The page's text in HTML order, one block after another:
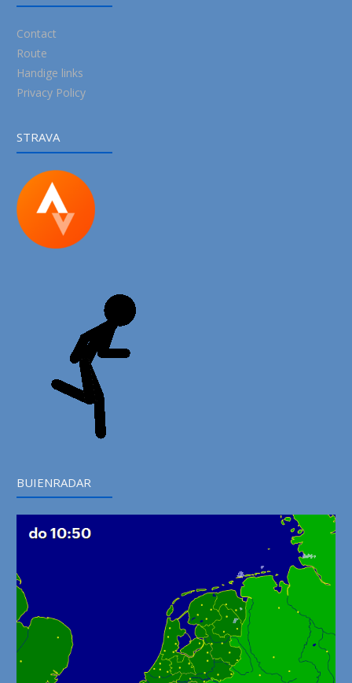
Contact
Route
Handige links
Privacy Policy
STRAVA
BUIENRADAR